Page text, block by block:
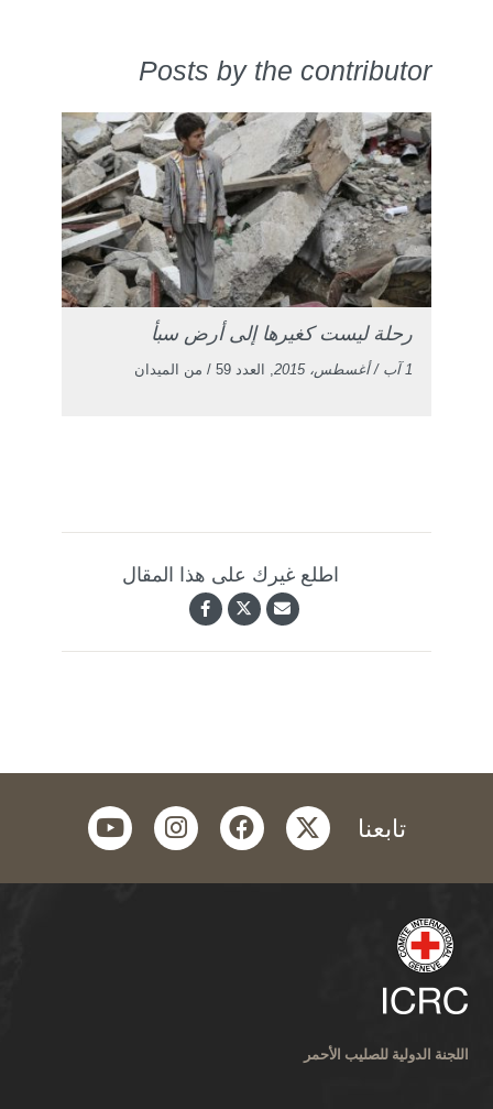
Posts by the contributor
رحلة ليست كغيرها إلى أرض سبأ
1 آب / أغسطس، 2015 , العدد 59 / من الميدان
اطلع غيرك على هذا المقال
تابعنا twitter
facebook
instagram
youtube
اللجنة الدولية للصليب الأحمر